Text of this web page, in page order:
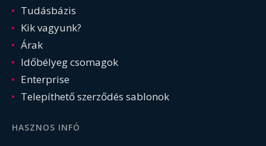
Tudásbázis
Kik vagyunk?
Árak
Időbélyeg csomagok
Enterprise
Telepíthető szerződés sablonok
HASZNOS INFÓ